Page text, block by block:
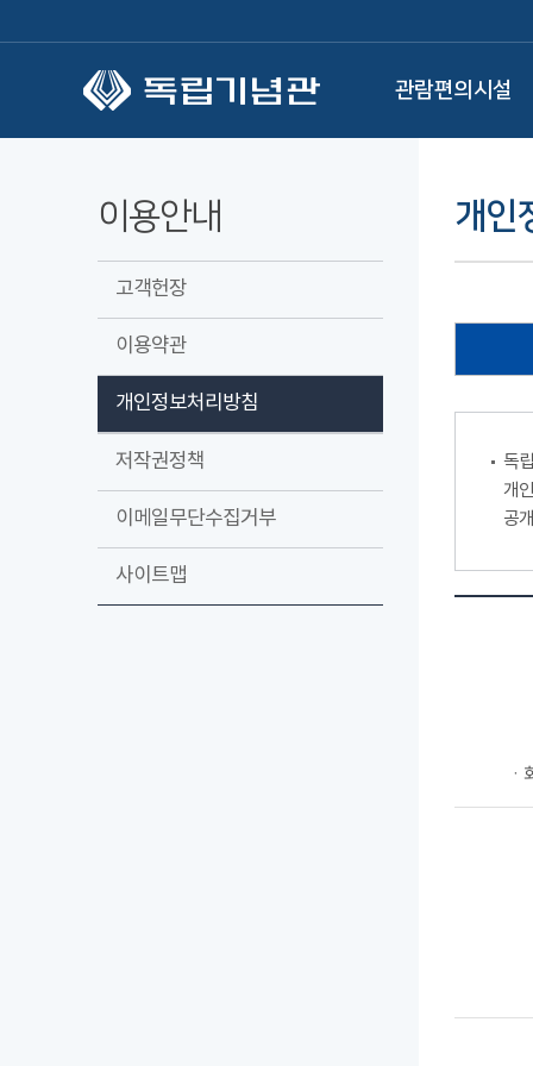
관람편의시설
이용안내
고객헌장
이용약관
개인정보처리방침
저작권정책
이메일무단수집거부
사이트맵
개인
독
개
공
ㆍ